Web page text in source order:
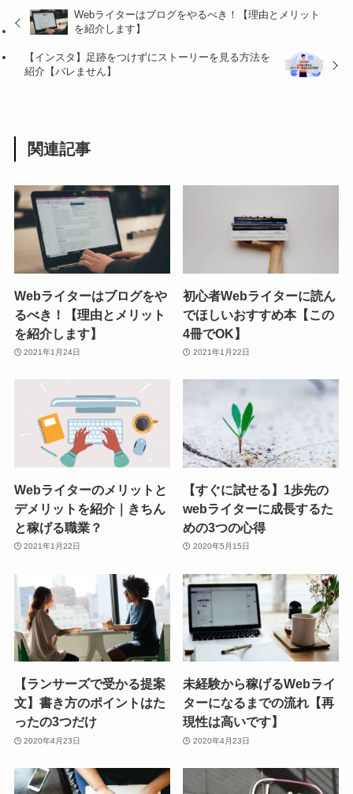
Webライターはブログをやるべき！【理由とメリット
を紹介します】
【インスタ】足跡をつけずにストーリーを見る方法を
紹介【バレません】
関連記事
Webライターはブログをや
るべき！【理由とメリット
を紹介します】
2021年1月24日
初心者Webライターに読ん
でほしいおすすめ本【この
4冊でOK】
2021年1月22日
Webライターのメリットと
デメリットを紹介｜きちん
と稼げる職業？
2021年1月22日
【すぐに試せる】1歩先の
webライターに成長するた
めの3つの心得
2020年5月15日
【ランサーズで受かる提案
文】書き方のポイントはた
ったの3つだけ
2020年4月23日
未経験から稼げるWebライ
ターになるまでの流れ【再
現性は高いです】
2020年4月23日